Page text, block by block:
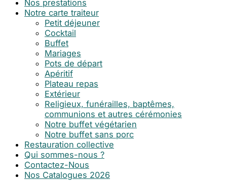
Nos prestations
Notre carte traiteur
Petit déjeuner
Cocktail
Buffet
Mariages
Pots de départ
Apéritif
Plateau repas
Extérieur
Religieux, funérailles, baptêmes,
communions et autres cérémonies
Notre buffet végétarien
Notre buffet sans porc
Restauration collective
Qui sommes-nous ?
Contactez-Nous
Nos Catalogues 2026